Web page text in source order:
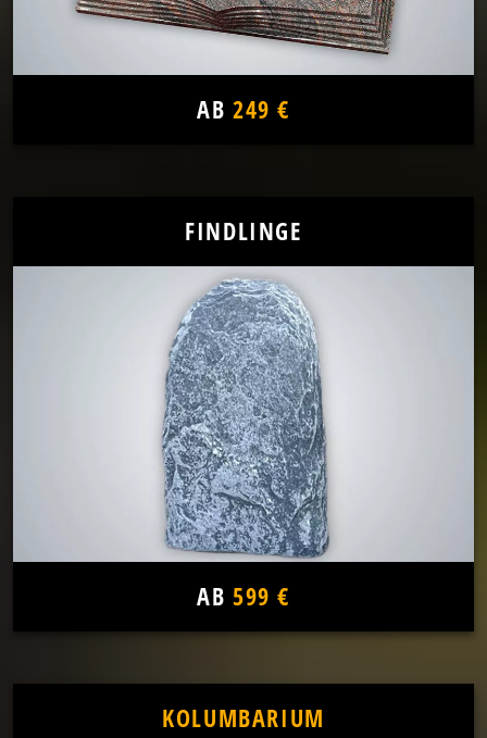
AB 249 €
FINDLINGE
AB 599 €
KOLUMBARIUM